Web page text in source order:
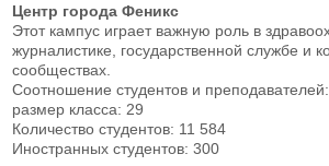
Центр города Феникс
Этот кампус играет важную роль в
журналистике, государственной службе и
сообществах.
Соотношение студентов и
размер класса: 29
Количество студентов: 11 584
Иностранных студентов: 300